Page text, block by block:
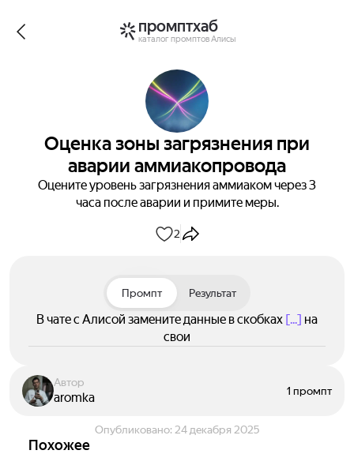
промптхаб
каталог промптов Алисы
Оценка зоны загрязнения при
аварии аммиакопровода
Оцените уровень загрязнения аммиаком через 3
часа после аварии и примите меры.
2
Промпт Результат
В чате с Алисой замените данные в скобках [...] на
свои
Автор
aromka 1 промпт
Опубликовано: 24 декабря 2025
Похожее